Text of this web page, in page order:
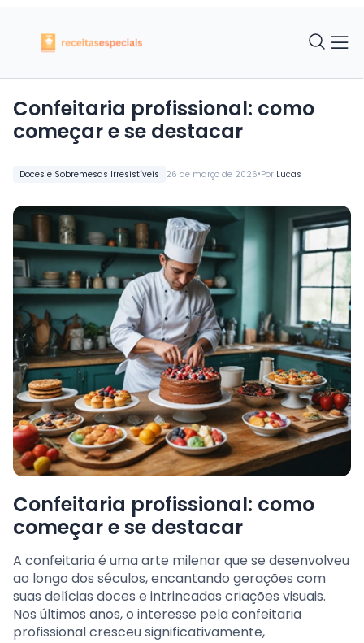
Doces e Sobremesas Irresistíveis 26 de março de 2026•Por Lucas
Confeitaria profissional: como
começar e se destacar
Confeitaria profissional: como
começar e se destacar
A confeitaria é uma arte milenar que se desenvolveu
ao longo dos séculos, encantando gerações com
suas delícias doces e intrincadas criações visuais.
Nos últimos anos, o interesse pela confeitaria
profissional cresceu significativamente,